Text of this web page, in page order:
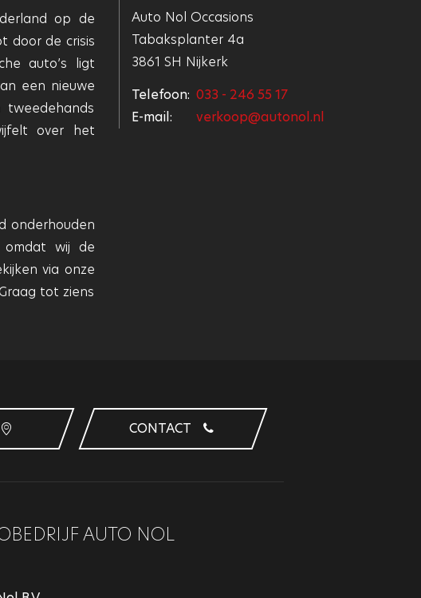
op de
door de crisis
auto’s ligt
een nieuwe
over het
onderhouden
omdat wij de
via onze
tot ziens
Auto Nol Occasions
Tabaksplanter 4a
3861 SH Nijkerk
Telefoon: 033 - 246 55 17
E-mail:
verkoop@autonol.nl
CONTACT
AUTO NOL